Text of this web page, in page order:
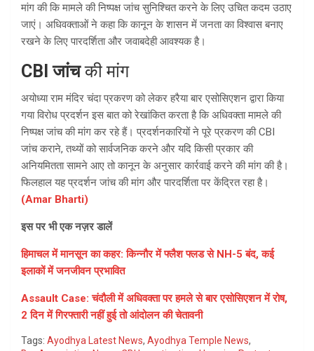
मांग की कि मामले की निष्पक्ष जांच सुनिश्चित करने के लिए उचित कदम उठाए
जाएं। अधिवक्ताओं ने कहा कि कानून के शासन में जनता का विश्वास बनाए
रखने के लिए पारदर्शिता और जवाबदेही आवश्यक है।
CBI जांचकी मांग
अयोध्या राम मंदिर चंदा प्रकरण को लेकर हरैया बार एसोसिएशन द्वारा किया
गया विरोध प्रदर्शन इस बात को रेखांकित करता है कि अधिवक्ता मामले की
निष्पक्ष जांच की मांग कर रहे हैं। प्रदर्शनकारियों ने पूरे प्रकरण की CBI
जांच कराने, तथ्यों को सार्वजनिक करने और यदि किसी प्रकार की
अनियमितता सामने आए तो कानून के अनुसार कार्रवाई करने की मांग की है।
फिलहाल यह प्रदर्शन जांच की मांग और पारदर्शिता पर केंद्रित रहा है।
(Amar Bharti)
इस पर भी एक नज़र डालें
हिमाचल में मानसून का कहर: किन्नौर में फ्लैश फ्लड से NH-5 बंद, कई
इलाकों में जनजीवन प्रभावित
Assault Case: चंदौली में अधिवक्ता पर हमले से बार एसोसिएशन में रोष,
2 दिन में गिरफ्तारी नहीं हुई तो आंदोलन की चेतावनी
Tags: Ayodhya Latest News, Ayodhya Temple News,